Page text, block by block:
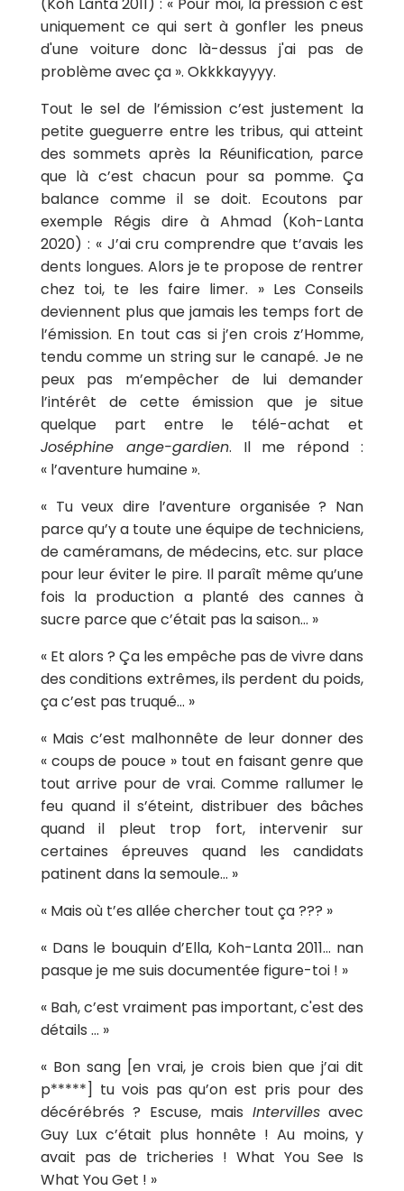
uniquement ce qui sert à gonfler les pneus
d'une voiture donc là-dessus j'ai pas de
problème avec ça ». Okkkkayyyy.
Tout le sel de l’émission c’est justement la
petite gueguerre entre les tribus, qui atteint
des sommets après la Réunification, parce
que là c’est chacun pour sa pomme. Ça
balance comme il se doit. Ecoutons par
exemple Régis dire à Ahmad (Koh-Lanta
2020) : « J’ai cru comprendre que t’avais les
dents longues. Alors je te propose de rentrer
chez toi, te les faire limer. » Les Conseils
deviennent plus que jamais les temps fort de
l’émission. En tout cas si j’en crois z’Homme,
tendu comme un string sur le canapé. Je ne
peux pas m’empêcher de lui demander
l’intérêt de cette émission que je situe
quelque part entre le télé-achat et
Joséphine ange-gardien. Il me répond :
« l’aventure humaine ».
« Tu veux dire l’aventure organisée ? Nan
parce qu’y a toute une équipe de techniciens,
de caméramans, de médecins, etc. sur place
pour leur éviter le pire. Il paraît même qu’une
fois la production a planté des cannes à
sucre parce que c’était pas la saison… »
« Et alors ? Ça les empêche pas de vivre dans
des conditions extrêmes, ils perdent du poids,
ça c’est pas truqué… »
« Mais c’est malhonnête de leur donner des
« coups de pouce » tout en faisant genre que
tout arrive pour de vrai. Comme rallumer le
feu quand il s’éteint, distribuer des bâches
quand il pleut trop fort, intervenir sur
certaines épreuves quand les candidats
patinent dans la semoule… »
« Mais où t’es allée chercher tout ça ??? »
« Dans le bouquin d’Ella, Koh-Lanta 2011… nan
pasque je me suis documentée figure-toi ! »
« Bah, c’est vraiment pas important, c'est des
détails … »
« Bon sang [en vrai, je crois bien que j’ai dit
p*****] tu vois pas qu’on est pris pour des
décérébrés ? Escuse, mais Intervillesavec
Guy Lux c’était plus honnête ! Au moins, y
avait pas de tricheries ! What You See Is
What You Get ! »